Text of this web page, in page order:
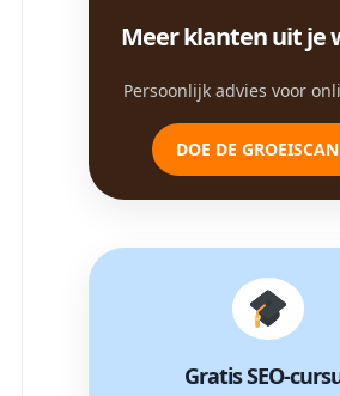
Meer klanten uit je
Persoonlijk advies voor
DOE DE
Gratis SEO-